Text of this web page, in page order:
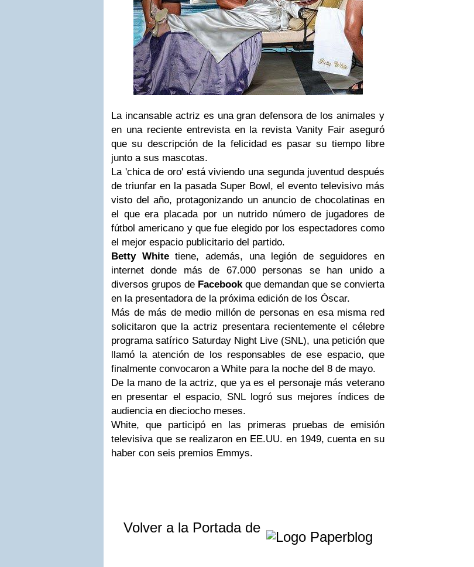
La incansable actriz es una gran defensora de los animales y
en una reciente entrevista en la revista Vanity Fair aseguró
que su descripción de la felicidad es pasar su tiempo libre
junto a sus mascotas.
La 'chica de oro' está viviendo una segunda juventud después
de triunfar en la pasada Super Bowl, el evento televisivo más
visto del año, protagonizando un anuncio de chocolatinas en
el que era placada por un nutrido número de jugadores de
fútbol americano y que fue elegido por los espectadores como
el mejor espacio publicitario del partido.
Betty Whitetiene, además, una legión de seguidores en
internet donde más de 67.000 personas se han unido a
diversos grupos de Facebookque demandan que se convierta
en la presentadora de la próxima edición de los Óscar.
Más de más de medio millón de personas en esa misma red
solicitaron que la actriz presentara recientemente el célebre
programa satírico Saturday Night Live (SNL), una petición que
llamó la atención de los responsables de ese espacio, que
finalmente convocaron a White para la noche del 8 de mayo.
De la mano de la actriz, que ya es el personaje más veterano
en presentar el espacio, SNL logró sus mejores índices de
audiencia en dieciocho meses.
White, que participó en las primeras pruebas de emisión
televisiva que se realizaron en EE.UU. en 1949, cuenta en su
haber con seis premios Emmys.
Volver a la Portada de